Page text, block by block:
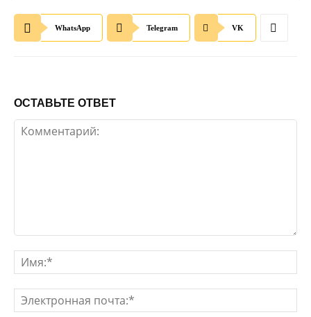
WhatsApp Telegram VK
ОСТАВЬТЕ ОТВЕТ